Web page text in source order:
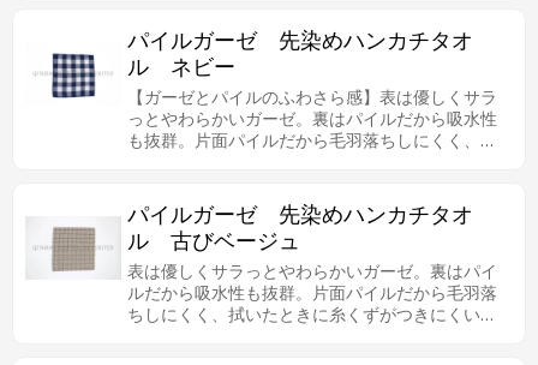
プルなチェック柄も人気があります。
パイルガーゼ 先染めハンカチタオ
ル ネビー
【ガーゼとパイルのふわさら感】表は優しくサラ
っとやわらかいガーゼ。裏はパイルだから吸水性
も抜群。片面パイルだから毛羽落ちしにくく、拭
プルなチェック柄も人気があります。
パイルガーゼ 先染めハンカチタオ
ル 古びベージュ
表は優しくサラっとやわらかいガーゼ。裏はパイ
ルだから吸水性も抜群。片面パイルだから毛羽落
ちしにくく、拭いたときに糸くずがつきにくいの